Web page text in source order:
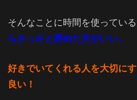
そんなことに時間を使っている
らさっさと辞めた方がいい。
好きでいてくれる人を大切に
良い！